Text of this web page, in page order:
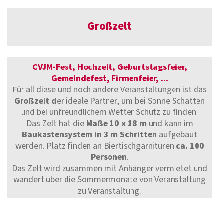
Großzelt
CVJM-Fest, Hochzeit, Geburtstagsfeier,
Gemeindefest, Firmenfeier, ...
Für all diese und noch andere Veranstaltungen ist das
Großzelt der ideale Partner, um bei Sonne Schatten
und bei unfreundlichem Wetter Schutz zu finden.
Das Zelt hat die Maße 10 x 18 m und kann im
Baukastensystem in 3 m Schritten aufgebaut
werden. Platz finden an Biertischgarnituren ca. 100
Personen.
Das Zelt wird zusammen mit Anhänger vermietet und
wandert über die Sommermonate von Veranstaltung
zu Veranstaltung.